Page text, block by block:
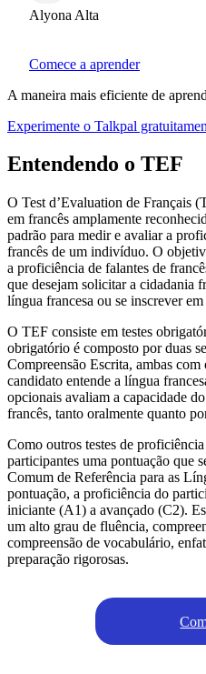
Alyona Alta
Comece a aprender
A maneira mais eficiente de
Experimente o Talkpal
Entendendo o TEF
O Test d’Evaluation de Français
em francês amplamente
padrão para medir e avaliar a
francês de um indivíduo. O
a proficiência de falantes de
que desejam solicitar a cidadania
língua francesa ou se inscrever em
O TEF consiste em testes
obrigatório é composto por duas
Compreensão Escrita, ambas
candidato entende a língua
opcionais avaliam a capacidade
francês, tanto oralmente quanto
Como outros testes de
participantes uma pontuação que
Comum de Referência para as
pontuação, a proficiência do
iniciante (A1) a avançado (C2).
um alto grau de fluência,
compreensão de vocabulário,
preparação rigorosas.